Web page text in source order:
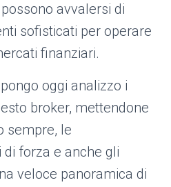
avvalersi di
sofisticati per operare
finanziari.
oggi analizzo i
broker, mettendone
sempre, le
forza e anche gli
veloce panoramica di